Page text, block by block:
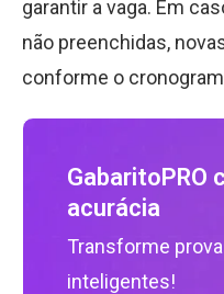
garantir a vaga. Em
não preenchidas,
conforme o
GabaritoPRO
acurácia
Transforme
inteligentes!